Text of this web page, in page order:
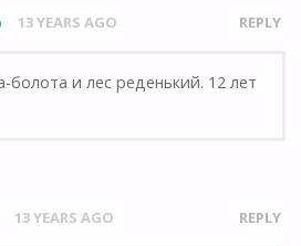
13 YEARS AGO REPLY
болота и лес реденький. 12 лет
13 YEARS AGO REPLY